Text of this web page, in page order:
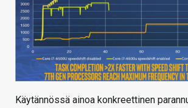
Käytännössä ainoa konkreettinen